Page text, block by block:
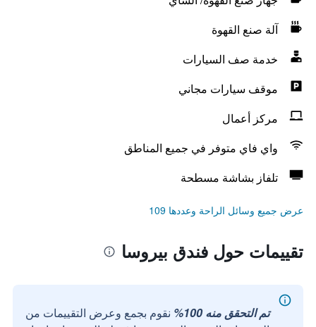
آلة صنع القهوة
خدمة صف السيارات
موقف سيارات مجاني
مركز أعمال
واي فاي متوفر في جميع المناطق
تلفاز بشاشة مسطحة
عرض جميع وسائل الراحة وعددها 109
تقييمات حول فندق بيروسا
تم التحقق منه 100%
نقوم بجمع وعرض التقييمات من